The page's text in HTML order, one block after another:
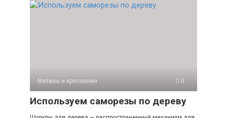
Метизы и крепления 0
Используем саморезы по дереву